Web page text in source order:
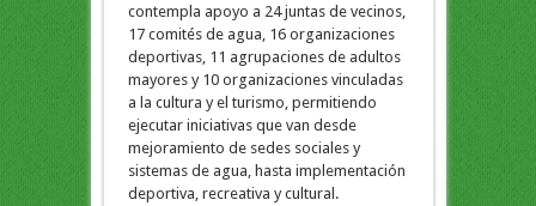
contempla apoyo a 24 juntas de vecinos,
17 comités de agua, 16 organizaciones
deportivas, 11 agrupaciones de adultos
mayores y 10 organizaciones vinculadas
a la cultura y el turismo, permitiendo
ejecutar iniciativas que van desde
mejoramiento de sedes sociales y
sistemas de agua, hasta implementación
deportiva, recreativa y cultural.